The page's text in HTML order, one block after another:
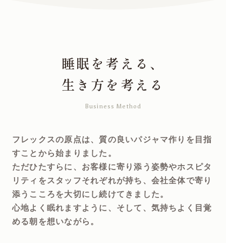
睡眠を考える、
生き方を考える
Business Method
フレックスの原点は、質の良いパジャマ作りを目指
すことから始まりました。
ただひたすらに、お客様に寄り添う姿勢やホスピタ
リティをスタッフそれぞれが持ち、会社全体で寄り
添うこころを大切にし続けてきました。
心地よく眠れますように、そして、気持ちよく目覚
める朝を想いながら。